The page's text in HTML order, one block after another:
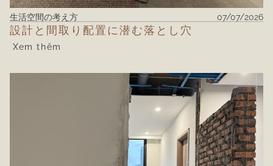
生活空間の考え方 07/07/2026
設計と間取り配置に潜む落とし穴
Xem thêm